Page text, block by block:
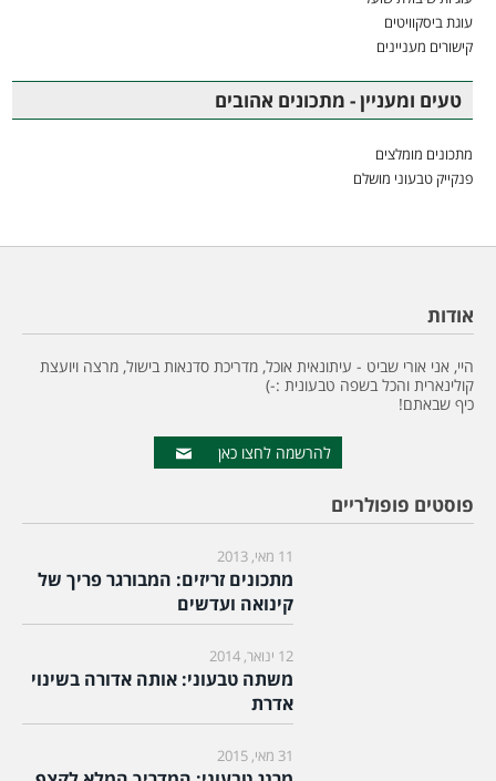
עוגת ביסקוויטים
קישורים מעניינים
טעים ומעניין - מתכונים אהובים
מתכונים מומלצים
פנקייק טבעוני מושלם
אודות
היי, אני אורי שביט - עיתונאית אוכל, מדריכת סדנאות בישול, מרצה ויועצת
קולינארית והכל בשפה טבעונית :-)
כיף שבאתם!
להרשמה לחצו כאן
פוסטים פופולריים
11 מאי, 2013
מתכונים זריזים: המבורגר פריך של
קינואה ועדשים
12 ינואר, 2014
משתה טבעוני: אותה אדורה בשינוי
אדרת
31 מאי, 2015